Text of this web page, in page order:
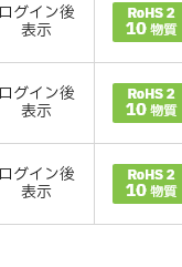
ログイン後
表示
ログイン後
表示
ログイン後
表示